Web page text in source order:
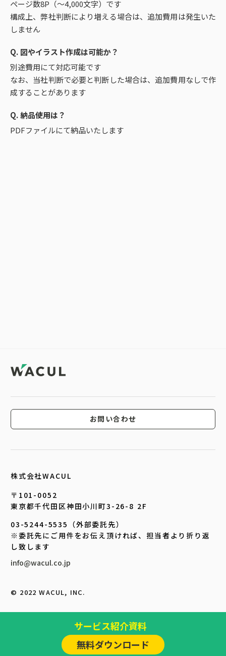
ページ数8P（～4,000文字）です
構成上、弊社判断により増える場合は、追加費用は発生いた
しません
Q. 図やイラスト作成は可能か？
別途費用にて対応可能です
なお、当社判断で必要と判断した場合は、追加費用なしで作
成することがあります
Q. 納品使用は？
PDFファイルにて納品いたします
お問い合わせ
株式会社WACUL
〒101-0052
東京都千代田区神田小川町3-26-8 2F
03-5244-5535（外部委託先）
※委託先にご用件をお伝え頂ければ、担当者より折り返
し致します
info@wacul.co.jp
©︎ 2022 WACUL, INC.
サービス紹介資料
無料ダウンロード